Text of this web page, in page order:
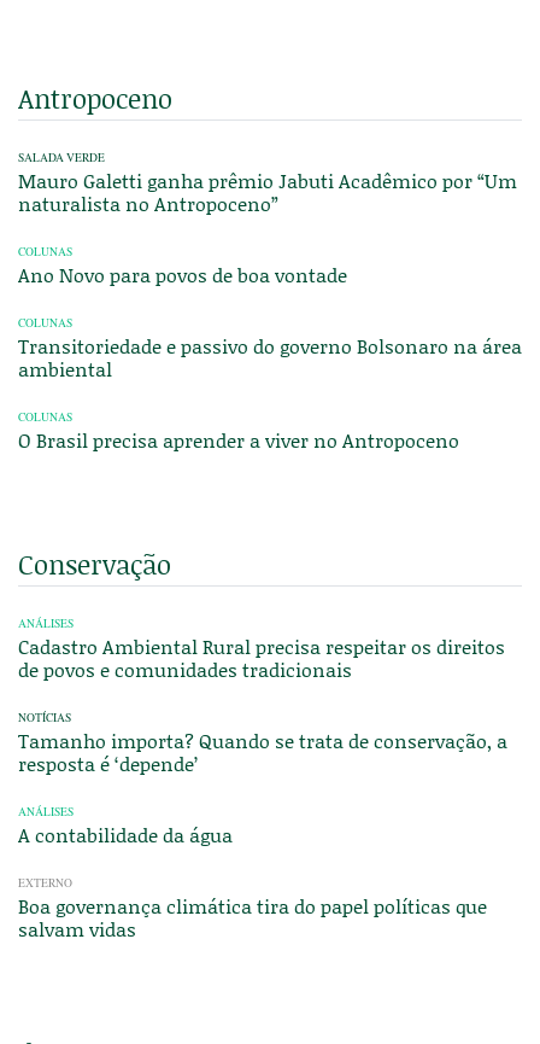
Antropoceno
SALADA VERDE
Mauro Galetti ganha prêmio Jabuti Acadêmico por “Um
naturalista no Antropoceno”
COLUNAS
Ano Novo para povos de boa vontade
COLUNAS
Transitoriedade e passivo do governo Bolsonaro na área
ambiental
COLUNAS
O Brasil precisa aprender a viver no Antropoceno
Conservação
ANÁLISES
Cadastro Ambiental Rural precisa respeitar os direitos
de povos e comunidades tradicionais
NOTÍCIAS
Tamanho importa? Quando se trata de conservação, a
resposta é ‘depende’
ANÁLISES
A contabilidade da água
EXTERNO
Boa governança climática tira do papel políticas que
salvam vidas